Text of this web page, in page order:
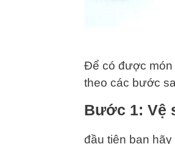
Để có được món
theo các bước
Bước 1: Vệ
đầu tiên bạn